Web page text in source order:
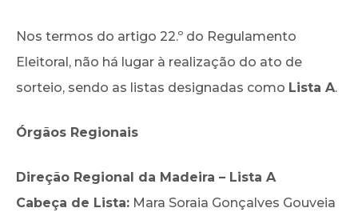
Nos termos do artigo 22.º do Regulamento
Eleitoral, não há lugar à realização do ato de
sorteio, sendo as listas designadas como Lista A.
Órgãos Regionais
Direção Regional da Madeira – Lista A
Cabeça de Lista: Mara Soraia Gonçalves Gouveia